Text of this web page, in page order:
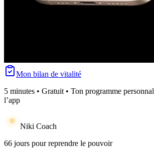
Mon bilan de vitalité
5 minutes • Gratuit • Ton programme
l’app
Niki Coach
66 jours pour reprendre le pouvoir